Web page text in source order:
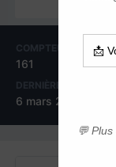
COMPTEUR DE
161
DERNIÈRE VISITE
6 mars 2017